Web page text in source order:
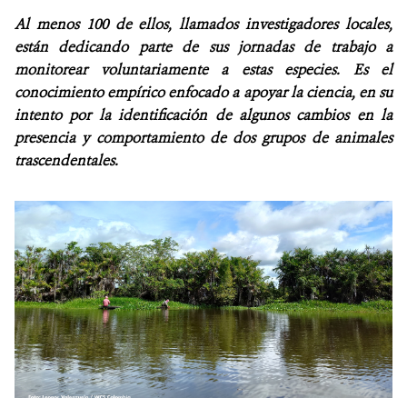
PUBLICACIONES
ALIADOS Y ALIANZAS
COBERTURA EN MEDIOS DE COMUNICACIÓN
MECANISMO DE ATENCIÓN DE QUEJAS Y RECLAMOS
DONA
Al menos 100 de ellos, llamados investigadores locales,
están dedicando parte de sus jornadas de trabajo a
monitorear voluntariamente a estas especies. Es el
conocimiento empírico enfocado a apoyar la ciencia, en su
intento por la identificación de algunos cambios en la
presencia y comportamiento de dos grupos de animales
trascendentales.